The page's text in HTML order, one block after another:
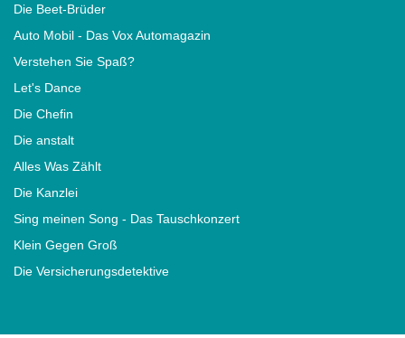
Die Beet-Brüder
Auto Mobil - Das Vox Automagazin
Verstehen Sie Spaß?
Let's Dance
Die Chefin
Die anstalt
Alles Was Zählt
Die Kanzlei
Sing meinen Song - Das Tauschkonzert
Klein Gegen Groß
Die Versicherungsdetektive